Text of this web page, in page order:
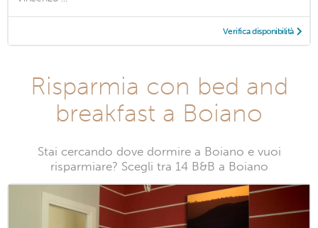
Verifica disponibilità
Risparmia con bed and
breakfast a Boiano
Stai cercando dove dormire a Boiano e vuoi
risparmiare? Scegli tra 14 B&B a Boiano